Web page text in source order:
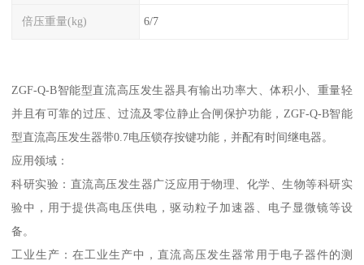
倍压重量(kg) 6/7
ZGF-Q-B智能型直流高压发生器具有输出功率大、体积小、重量轻
并且有可靠的过压、过流及零位静止合闸保护功能，ZGF-Q-B智能
型直流高压发生器带0.7电压锁存按键功能，并配有时间继电器。
应用领域：
科研实验：直流高压发生器广泛应用于物理、化学、生物等科研实
验中，用于提供高电压供电，驱动粒子加速器、电子显微镜等设
备。
工业生产：在工业生产中，直流高压发生器常用于电子器件的测